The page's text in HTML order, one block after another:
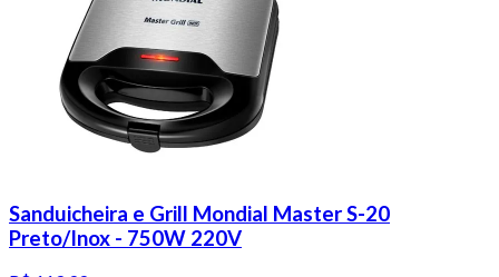
Sanduicheira e Grill Mondial Master S-20
Preto/Inox - 750W 220V